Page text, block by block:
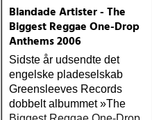
Blandade Artister - The
Biggest Reggae One-Drop
Anthems 2006
Sidste år udsendte det
engelske pladeselskab
Greensleeves Records
dobbelt albummet »The